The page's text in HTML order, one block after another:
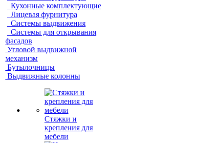
Кухонные комплектующие
Лицевая фурнитура
Системы выдвижения
Системы для открывания
фасадов
Угловой выдвижной
механизм
Бутылочницы
Выдвижные колонны
Стяжки и
крепления для
мебели